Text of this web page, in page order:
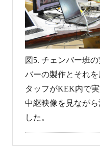
図5. チェンバー班
バーの製作とそれ
タッフがKEK内で
中継映像を見なが
した。